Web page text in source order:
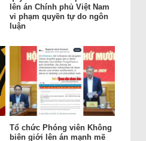
lên án Chính phủ Việt Nam
vi phạm quyền tự do ngôn
luận
Tổ chức Phóng viên Không
biên giới lên án mạnh mẽ